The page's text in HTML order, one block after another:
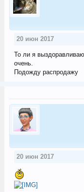
20 июн 2017
То ли я
очень.
Подожду распродажу
20 июн 2017